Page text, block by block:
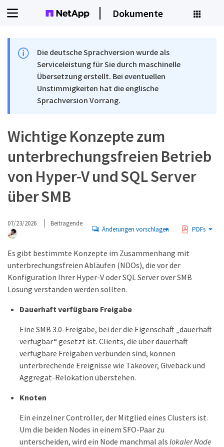
Dokumente
Die deutsche Sprachversion wurde als
Serviceleistung für Sie durch maschinelle
Übersetzung erstellt. Bei eventuellen
Unstimmigkeiten hat die englische
Sprachversion Vorrang.
Wichtige Konzepte zum
unterbrechungsfreien Betrieb
von Hyper-V und SQL Server
über SMB
07/23/2026 Beitragende
Änderungen vorschlagen PDFs
Es gibt bestimmte Konzepte im Zusammenhang mit
unterbrechungsfreien Abläufen (NDOs), die vor der
Konfiguration Ihrer Hyper-V oder SQL Server over SMB
Lösung verstanden werden sollten.
Dauerhaft verfügbare Freigabe
Eine SMB 3.0-Freigabe, bei der die Eigenschaft „dauerhaft
verfügbar“ gesetzt ist. Clients, die über dauerhaft
verfügbare Freigaben verbunden sind, können
unterbrechende Ereignisse wie Takeover, Giveback und
Aggregat-Relokation überstehen.
Knoten
Ein einzelner Controller, der Mitglied eines Clusters ist.
Um die beiden Nodes in einem SFO-Paar zu
unterscheiden, wird ein Node manchmal als lokaler Node